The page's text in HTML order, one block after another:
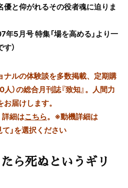
と仰がれるその役者魂に迫りま
年5月号 特集「場を高める」より一
）
ナルの体験談を多数掲載、定期購
）の総合月刊誌『致知』。人間力
届けします。
詳細はこちら。 ※動機詳細は
」を選択ください
ら死ぬというギリ